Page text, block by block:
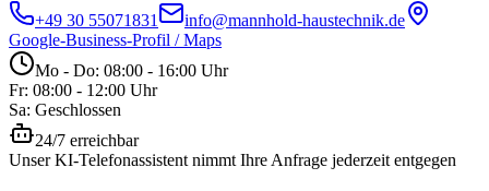
+49 30 55071831
info@mannhold-haustechnik.de
Google-Business-Profil / Maps
Mo - Do: 08:00 - 16:00 Uhr
Fr: 08:00 - 12:00 Uhr
Sa: Geschlossen
24/7 erreichbar
Unser KI-Telefonassistent nimmt Ihre Anfrage jederzeit entgegen